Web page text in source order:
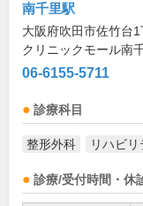
南千里駅
大阪府吹田市佐竹台1
クリニックモール南
06-6155-5711
診療科目
整形外科 リハビ
診療/受付時間・休